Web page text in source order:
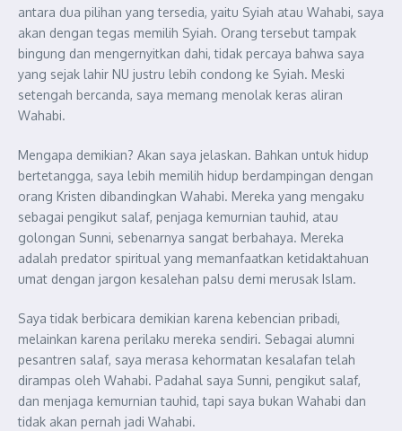
antara dua pilihan yang tersedia, yaitu Syiah atau Wahabi, saya
akan dengan tegas memilih Syiah. Orang tersebut tampak
bingung dan mengernyitkan dahi, tidak percaya bahwa saya
yang sejak lahir NU justru lebih condong ke Syiah. Meski
setengah bercanda, saya memang menolak keras aliran
Wahabi.
Mengapa demikian? Akan saya jelaskan. Bahkan untuk hidup
bertetangga, saya lebih memilih hidup berdampingan dengan
orang Kristen dibandingkan Wahabi. Mereka yang mengaku
sebagai pengikut salaf, penjaga kemurnian tauhid, atau
golongan Sunni, sebenarnya sangat berbahaya. Mereka
adalah predator spiritual yang memanfaatkan ketidaktahuan
umat dengan jargon kesalehan palsu demi merusak Islam.
Saya tidak berbicara demikian karena kebencian pribadi,
melainkan karena perilaku mereka sendiri. Sebagai alumni
pesantren salaf, saya merasa kehormatan kesalafan telah
dirampas oleh Wahabi. Padahal saya Sunni, pengikut salaf,
dan menjaga kemurnian tauhid, tapi saya bukan Wahabi dan
tidak akan pernah jadi Wahabi.